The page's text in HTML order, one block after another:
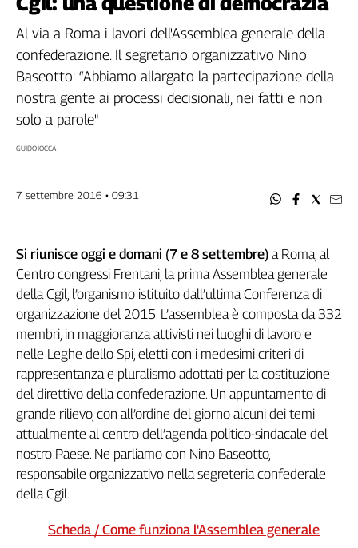
Filcams
Filctem
Fillea
Filt
Fiom
Fisac
Flc
Nidil
Inca
Caaf
Speciali
G8
di
Genova,
il
sangue
della
ragione
120
anni
Cgil
Academy
Al via a Roma i lavori dell'Assemblea generale della
confederazione. Il segretario organizzativo Nino
Baseotto: “Abbiamo allargato la partecipazione della
nostra gente ai processi decisionali, nei fatti e non
solo a parole"
GUIDO IOCCA
7 settembre 2016 • 09:31
Si riunisce oggi e domani (7 e 8 settembre) a Roma, al
Centro congressi Frentani, la prima Assemblea generale
della Cgil, l’organismo istituito dall’ultima Conferenza di
organizzazione del 2015. L’assemblea è composta da 332
membri, in maggioranza attivisti nei luoghi di lavoro e
nelle Leghe dello Spi, eletti con i medesimi criteri di
rappresentanza e pluralismo adottati per la costituzione
del direttivo della confederazione. Un appuntamento di
grande rilievo, con all’ordine del giorno alcuni dei temi
attualmente al centro dell’agenda politico-sindacale del
nostro Paese. Ne parliamo con Nino Baseotto,
responsabile organizzativo nella segreteria confederale
della Cgil.
Scheda / Come funziona l'Assemblea generale